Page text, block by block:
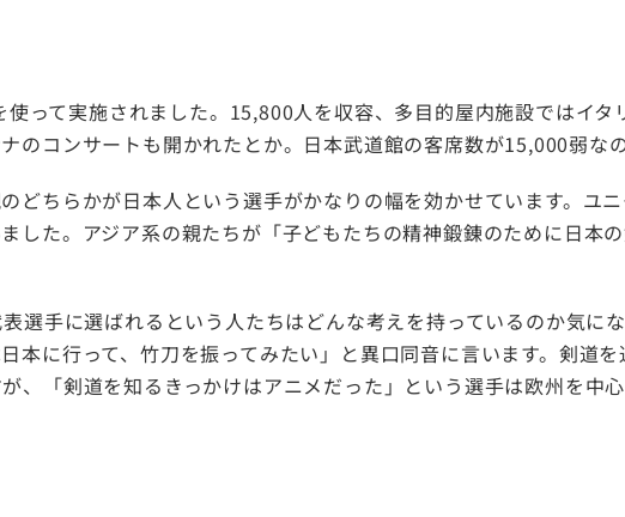
って実施されました。15,800人を収容、多目的屋内施設ではイタ
のコンサートも開かれたとか。日本武道館の客席数が15,000弱な
どちらかが日本人という選手がかなりの幅を効かせています。ユ
した。アジア系の親たちが「子どもたちの精神鍛錬のために日本
選手に選ばれるという人たちはどんな考えを持っているのか気に
本に行って、竹刀を振ってみたい」と異口同音に言います。剣道
、「剣道を知るきっかけはアニメだった」という選手は欧州を中心